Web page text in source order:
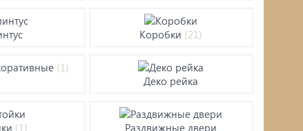
Насосное оборудование
Пароизоляция, пленки, мембраны,
рубероид
Коробки (21)
(1)
Деко рейка
(1) Раздвижные двери